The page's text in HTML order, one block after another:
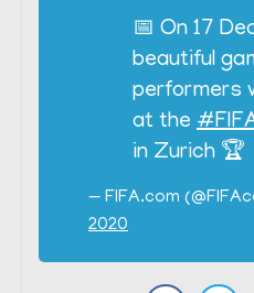
📅 On 17
beautiful
performers
at the
in Zurich 🏆
— FIFA.com
2020